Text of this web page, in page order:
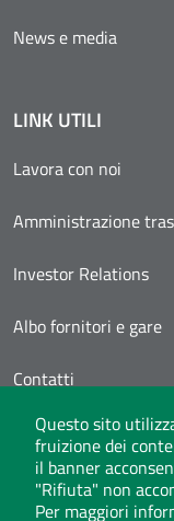
Questo sito
fruizione dei
il banner
"Rifiuta" non
Per maggiori
News e media
LINK UTILI
Lavora con noi
Amministrazione
Investor Relations
Albo fornitori e gare
Contatti
Area Personale